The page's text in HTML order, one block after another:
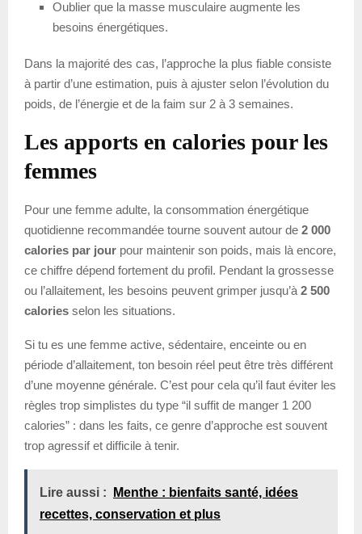
Oublier que la masse musculaire augmente les
besoins énergétiques.
Dans la majorité des cas, l’approche la plus fiable consiste
à partir d’une estimation, puis à ajuster selon l’évolution du
poids, de l’énergie et de la faim sur 2 à 3 semaines.
Les apports en calories pour les
femmes
Pour une femme adulte, la consommation énergétique
quotidienne recommandée tourne souvent autour de 2 000
calories par jour pour maintenir son poids, mais là encore,
ce chiffre dépend fortement du profil. Pendant la grossesse
ou l’allaitement, les besoins peuvent grimper jusqu’à 2 500
calories selon les situations.
Si tu es une femme active, sédentaire, enceinte ou en
période d’allaitement, ton besoin réel peut être très différent
d’une moyenne générale. C’est pour cela qu’il faut éviter les
règles trop simplistes du type “il suffit de manger 1 200
calories” : dans les faits, ce genre d’approche est souvent
trop agressif et difficile à tenir.
Lire aussi :
Menthe : bienfaits santé, idées
recettes, conservation et plus